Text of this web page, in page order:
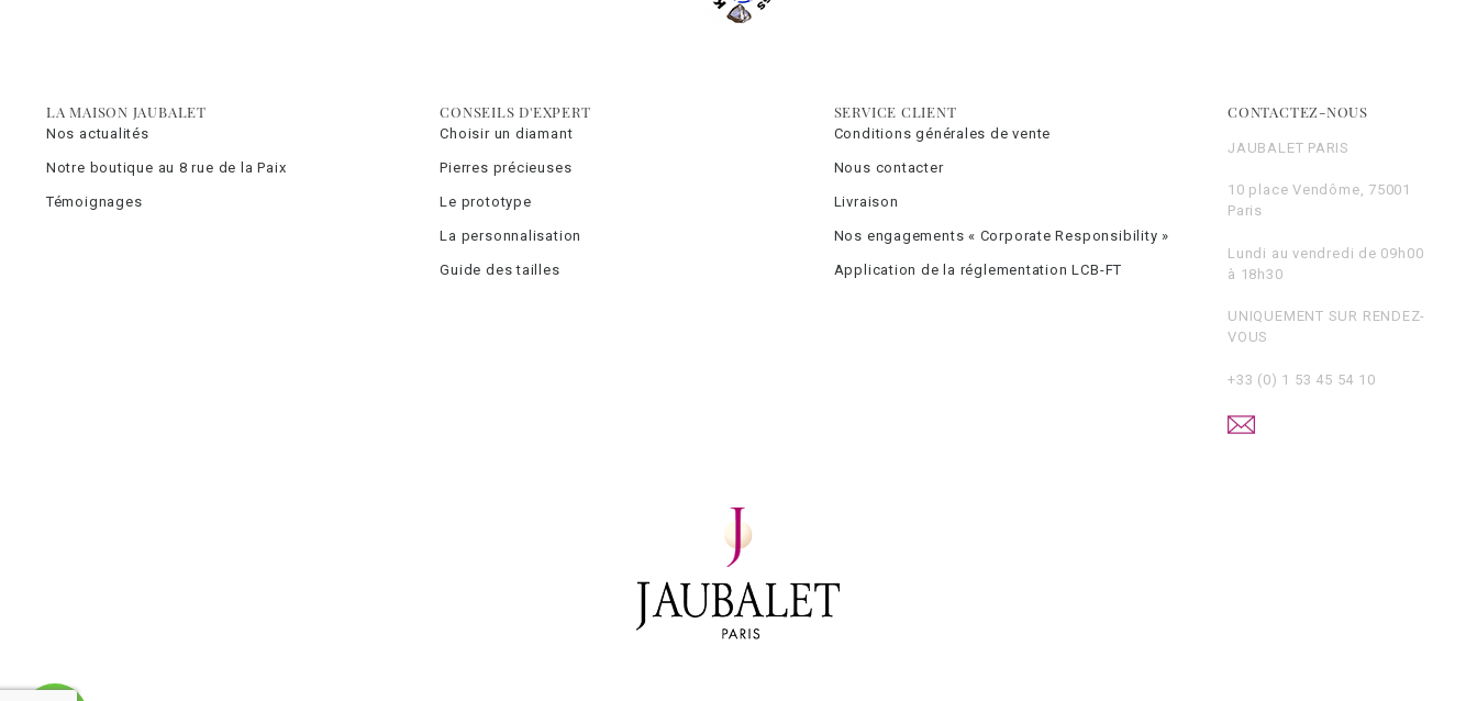
LA MAISON JAUBALET
Nos actualités
Notre boutique au 8 rue de la Paix
Témoignages
CONSEILS D'EXPERT
Choisir un diamant
Pierres précieuses
Le prototype
La personnalisation
Guide des tailles
SERVICE CLIENT
Conditions générales de vente
Nous contacter
Livraison
Nos engagements « Corporate Responsibility »
Application de la réglementation LCB-FT
CONTACTEZ-NOUS
JAUBALET PARIS
10 place Vendôme, 75001
Paris
Lundi au vendredi de 09h00
à 18h30
UNIQUEMENT SUR RENDEZ-
VOUS
+33 (0) 1 53 45 54 10